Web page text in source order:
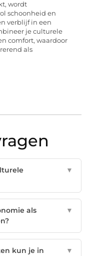
wordt
schoonheid en
verblijf in een
je culturele
comfort, waardoor
als
▼
als
▼
kun je in
▼